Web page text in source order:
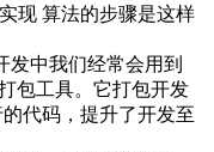
现 算法的步骤是这样
发中我们经常会用到
包工具。它打包开发
代码，提升了开发至